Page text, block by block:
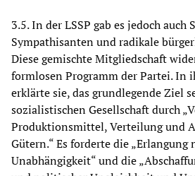
3.5. In der LSSP gab es jedoch auch
Sympathisanten und radikale
Diese gemischte Mitgliedschaft
formlosen Programm der Partei. In
erklärte sie, das grundlegende Ziel
sozialistischen Gesellschaft durch
Produktionsmittel, Verteilung und
Gütern.“ Es forderte die „Erlangung
Unabhängigkeit“ und die